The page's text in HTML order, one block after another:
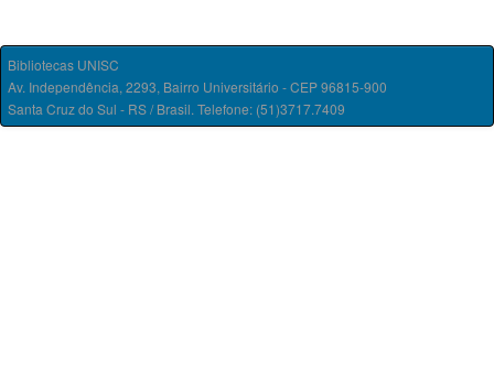
Bibliotecas UNISC
Av. Independência, 2293, Bairro Universitário - CEP 96815-900
Santa Cruz do Sul - RS / Brasil. Telefone: (51)3717.7409